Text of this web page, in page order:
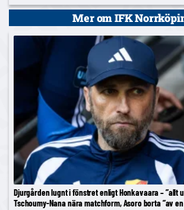
startade centralt i Melker Heiers frånvaro.
Mer om IFK
Djurgården lugnt i fönstret enligt Honkavaara – ”allt
Tschoumy-Nana nära matchform, Asoro borta ”av